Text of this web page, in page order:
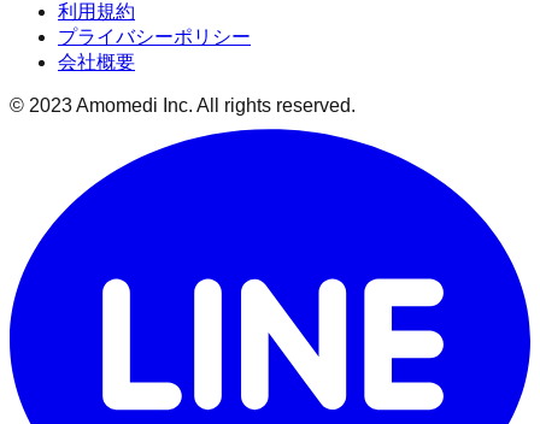
利用規約
プライバシーポリシー
会社概要
© 2023 Amomedi Inc. All rights reserved.